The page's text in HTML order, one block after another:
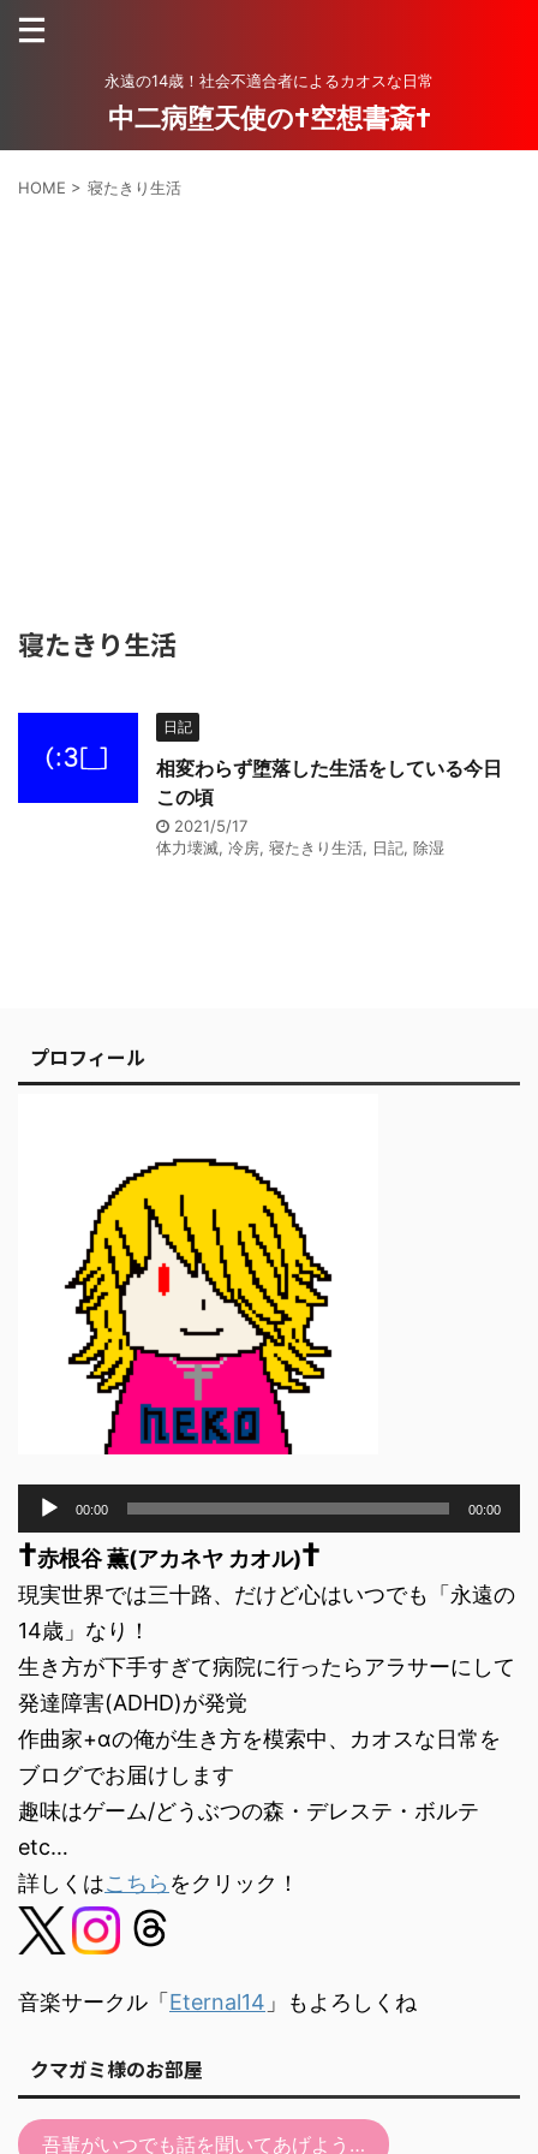
永遠の14歳！社会不適合者によるカオスな日常
中二病堕天使の†空想書斎†
HOME > 寝たきり生活
寝たきり生活
日記
相変わらず堕落した生活をしている今日
この頃
2021/5/17
体力壊滅, 冷房, 寝たきり生活, 日記, 除湿
プロフィール
プ
ー
ヤ
ー
00:00 00:00
†赤根谷 薫(アカネヤ カオル)†
現実世界では三十路、だけど心はいつでも「永遠の
14歳」なり！
生き方が下手すぎて病院に行ったらアラサーにして
発達障害(ADHD)が発覚
作曲家+αの俺が生き方を模索中、カオスな日常を
ブログでお届けします
趣味はゲーム/どうぶつの森・デレステ・ボルテ
etc…
詳しくはこちら をクリック！
音楽サークル「Eternal14 」もよろしくね
クマガミ様のお部屋
吾輩がいつでも話を聞いてあげよう…